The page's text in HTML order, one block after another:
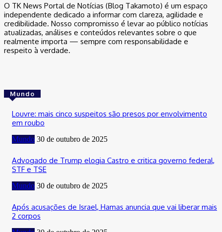
O TK News Portal de Notícias (Blog Takamoto) é um espaço
independente dedicado a informar com clareza, agilidade e
credibilidade. Nosso compromisso é levar ao público notícias
atualizadas, análises e conteúdos relevantes sobre o que
realmente importa — sempre com responsabilidade e
respeito à verdade.
Mundo
Louvre: mais cinco suspeitos são presos por envolvimento
em roubo
Mundo 30 de outubro de 2025
Advogado de Trump elogia Castro e critica governo federal,
STF e TSE
Mundo 30 de outubro de 2025
Após acusações de Israel, Hamas anuncia que vai liberar mais
2 corpos